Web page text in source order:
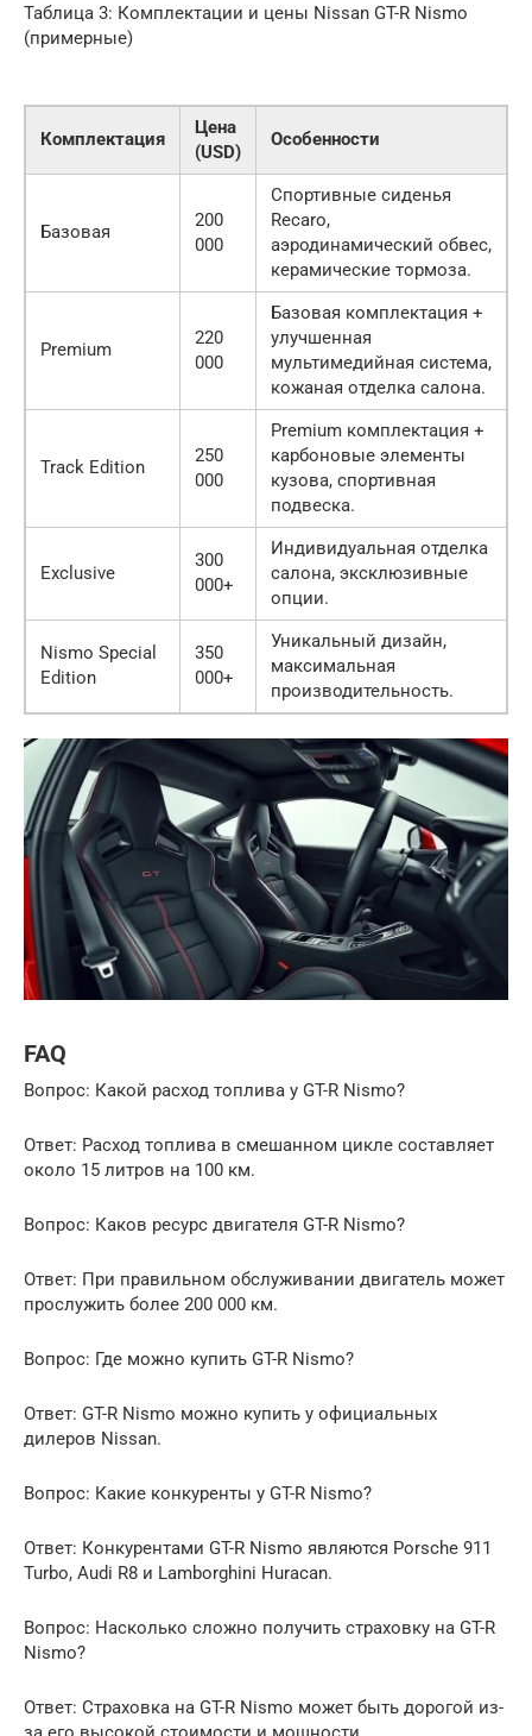
Таблица 3: Комплектации и цены Nissan GT-R Nismo
(примерные)
Комплектация
Цена
(USD)
Особенности
Базовая
200
000
Спортивные сиденья
Recaro,
аэродинамический обвес,
керамические тормоза.
Premium
220
000
Базовая комплектация +
улучшенная
мультимедийная система,
кожаная отделка салона.
Track Edition
250
000
Premium комплектация +
карбоновые элементы
кузова, спортивная
подвеска.
Exclusive
300
000+
Индивидуальная отделка
салона, эксклюзивные
опции.
Nismo Special
Edition
350
000+
Уникальный дизайн,
максимальная
производительность.
FAQ
Вопрос: Какой расход топлива у GT-R Nismo?
Ответ: Расход топлива в смешанном цикле составляет
около 15 литров на 100 км.
Вопрос: Каков ресурс двигателя GT-R Nismo?
Ответ: При правильном обслуживании двигатель может
прослужить более 200 000 км.
Вопрос: Где можно купить GT-R Nismo?
Ответ: GT-R Nismo можно купить у официальных
дилеров Nissan.
Вопрос: Какие конкуренты у GT-R Nismo?
Ответ: Конкурентами GT-R Nismo являются Porsche 911
Turbo, Audi R8 и Lamborghini Huracan.
Вопрос: Насколько сложно получить страховку на GT-R
Nismo?
Ответ: Страховка на GT-R Nismo может быть дорогой из-